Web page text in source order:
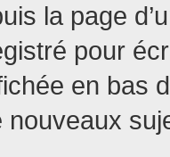
la page
pour
en bas
nouveaux